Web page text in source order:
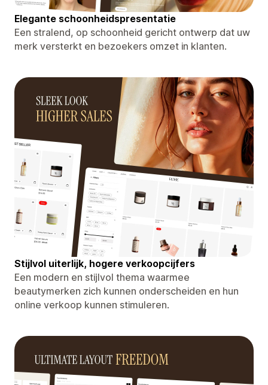
Elegante schoonheidspresentatie
Een stralend, op schoonheid gericht ontwerp dat uw
merk versterkt en bezoekers omzet in klanten.
Stijlvol uiterlijk, hogere verkoopcijfers
Een modern en stijlvol thema waarmee
beautymerken zich kunnen onderscheiden en hun
online verkoop kunnen stimuleren.